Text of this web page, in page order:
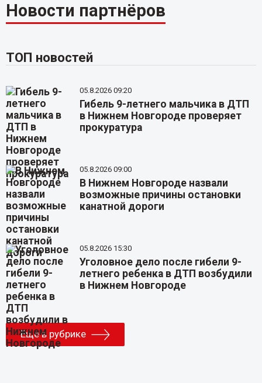
Новости партнёров
ТОП новостей
05.8.2026 09:20
Гибель 9-летнего мальчика в ДТП
в Нижнем Новгороде проверяет
прокуратура
05.8.2026 09:00
В Нижнем Новгороде назвали
возможные причины остановки
канатной дороги
05.8.2026 15:30
Уголовное дело после гибели 9-
летнего ребенка в ДТП возбудили
в Нижнем Новгороде
Еще в рубрике